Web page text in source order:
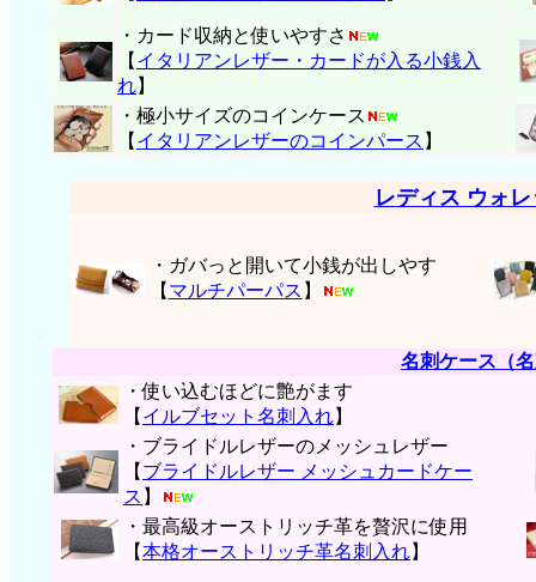
・カード収納と使いやすさ
【 イタリアンレザー・ カードが入る小銭入
れ】
・極小サイズのコインケース
【 イタリアンレザーのコインパース 】
レディス ウォ
・ガバっと開いて小銭が出しやす
【 マルチパーパス 】
名刺ケース（
・使い込むほどに艶がます
【 イルブセット名刺入れ】
・ブライドルレザーのメッシュレザー
【 ブライドルレザー メッシュカードケー
ス 】
・最高級オーストリッチ革を贅沢に使用
【本格オーストリッチ革名刺入れ】